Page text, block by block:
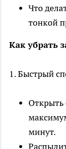
Что
тонкой
Как убрать
1. Быстрый
Открыть
минут.